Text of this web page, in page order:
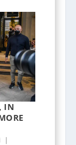
IN
|